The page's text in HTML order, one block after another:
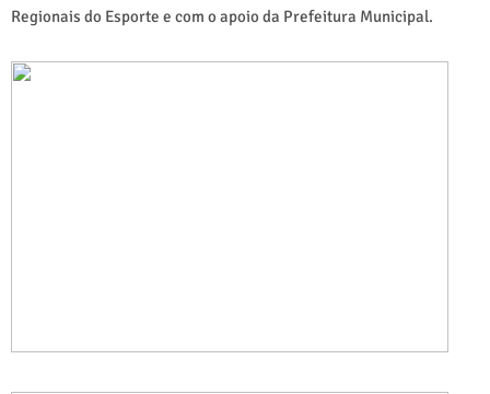
Regionais do Esporte e com o apoio da Prefeitura Municipal.